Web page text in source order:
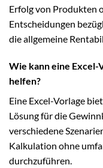
Erfolg von Produkten
Entscheidungen
die allgemeine
Wie kann eine Excel-
helfen?
Eine Excel-Vorlage
Lösung für die
verschiedene
Kalkulation ohne
durchzuführen.